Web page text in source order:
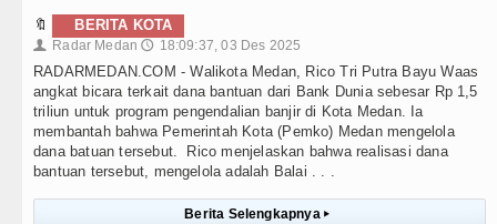
🔖 BERITA KOTA
👤 Radar Medan 🕔 18:09:37, 03 Des 2025
RADARMEDAN.COM - Walikota Medan, Rico Tri Putra Bayu Waas
angkat bicara terkait dana bantuan dari Bank Dunia sebesar Rp 1,5
triliun untuk program pengendalian banjir di Kota Medan. Ia
membantah bahwa Pemerintah Kota (Pemko) Medan mengelola
dana batuan tersebut. Rico menjelaskan bahwa realisasi dana
bantuan tersebut, mengelola adalah Balai . . .
Berita Selengkapnya ▸